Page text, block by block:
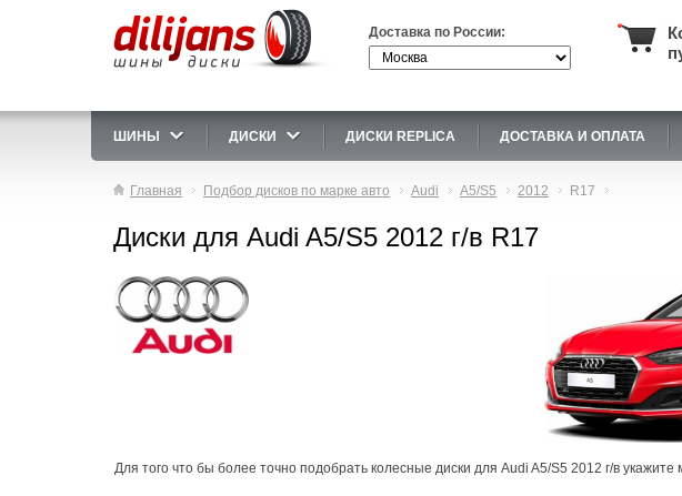
Доставка по России:
ШИНЫ ДИСКИ ДИСКИ REPLICA ДОСТАВКА И ОПЛАТА
Главная Подбор дисков по марке авто Audi A5/S5 2012 R17
Диски для Audi A5/S5 2012 г/в R17
Для того что бы более точно подобрать колесные диски для Audi A5/S5 2012 г/в